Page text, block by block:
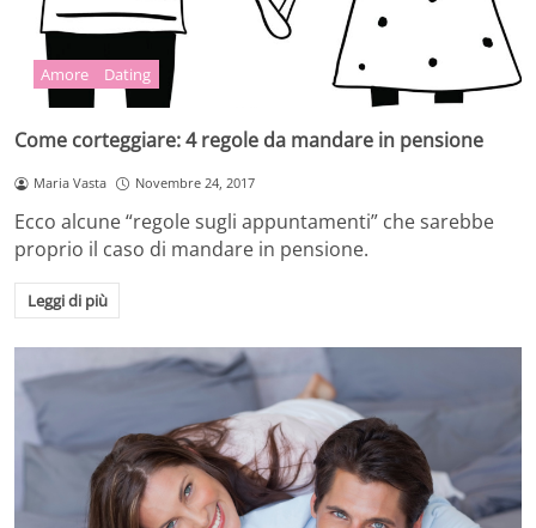
Amore Dating
Come corteggiare: 4 regole da mandare in pensione
Maria Vasta Novembre 24, 2017
Ecco alcune “regole sugli appuntamenti” che sarebbe
proprio il caso di mandare in pensione.
Leggi di più